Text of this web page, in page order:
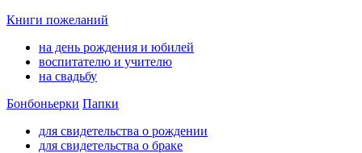
Книги пожеланий
на день рождения и юбилей
воспитателю и учителю
на свадьбу
Бонбоньерки Папки
для свидетельства о рождении
для свидетельства о браке